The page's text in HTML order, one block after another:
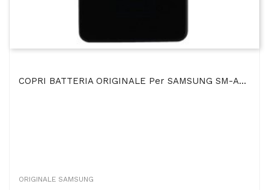
COPRI BATTERIA ORIGINALE Per SAMSUNG SM-A310 GALAXY A3 (2016) COLORE NERO BULK
ORIGINALE SAMSUNG